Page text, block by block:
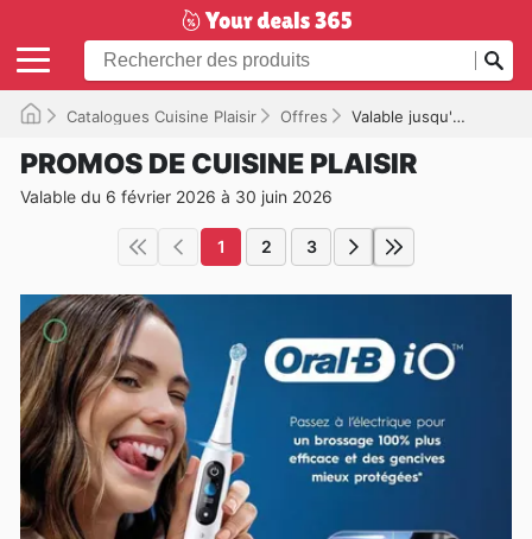
Catalogues Cuisine Plaisir Offres Valable jusqu'à 30/06/2026
PROMOS DE CUISINE PLAISIR
Valable du 6 février 2026 à 30 juin 2026
1 2 3